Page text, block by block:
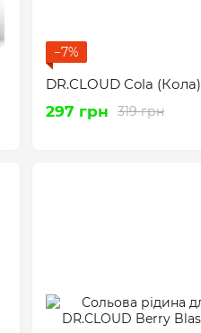
−7%
DR.CLOUD Cola (Кола)
319 грн
297 грн